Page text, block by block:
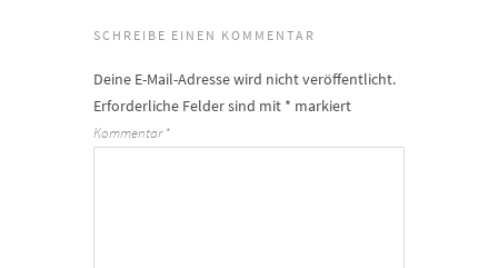
SCHREIBE EINEN KOMMENTAR
Deine E-Mail-Adresse wird nicht veröffentlicht.
Erforderliche Felder sind mit * markiert
Kommentar*